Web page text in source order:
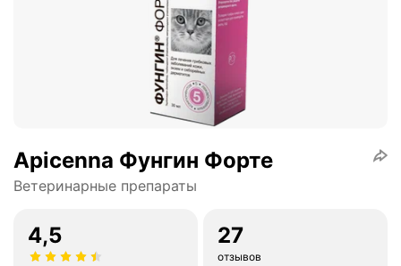
Apicenna Фунгин Форте
Ветеринарные препараты
4,5 27
отзывов